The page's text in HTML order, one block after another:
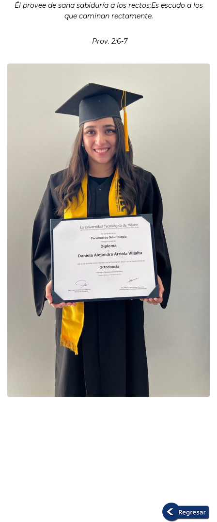
Él provee de sana sabiduría a los rectos;Es escudo a los
que caminan rectamente.
Prov. 2:6-7